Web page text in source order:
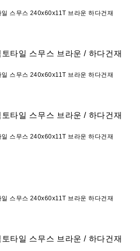
스무스 240x60x11T 브라운 하다건재
스무스 240x60x11T 브라운 하다건재
스무스 240x60x11T 브라운 하다건재
스무스 240x60x11T 브라운 하다건재